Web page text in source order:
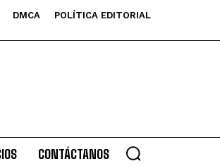
DMCA
POLÍTICA EDITORIAL
CONTÁCTANOS